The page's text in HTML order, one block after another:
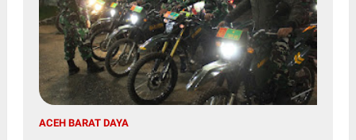
ACEH BARAT DAYA